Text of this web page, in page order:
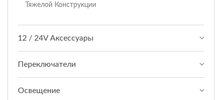
Тяжелой Конструкции
12 / 24V Аксессуары
Переключатели
Освещение